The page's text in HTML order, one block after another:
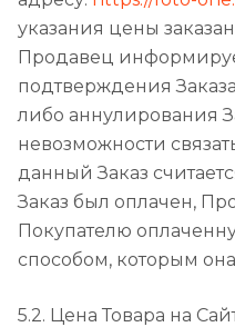
указания цены
Продавец
подтверждения
либо аннулирования
невозможности
данный Заказ
Заказ был оплачен,
Покупателю
способом, которым
5.2. Цена Товара на